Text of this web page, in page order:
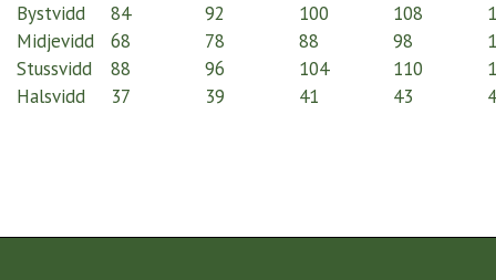
Bystvidd
84 92 100 108
Midjevidd
68 78 88 98
Stussvidd
88 96 104 110
Halsvidd
37 39 41 43